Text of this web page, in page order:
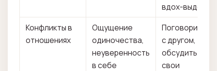
вдох-выдох
Конфликты в
отношениях
Ощущение
одиночества,
неуверенность
в себе
Поговорить
с другом,
обсудить
свои